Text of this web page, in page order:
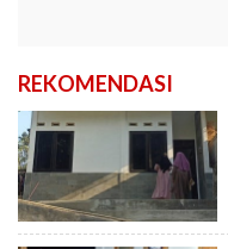
REKOMENDASI